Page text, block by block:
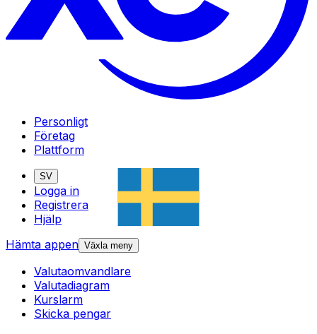
Personligt
Företag
Plattform
SV
Logga in
Registrera
Hjälp
Hämta appen Växla meny
Valutaomvandlare
Valutadiagram
Kurslarm
Skicka pengar